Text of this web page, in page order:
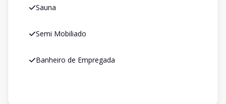
Sauna
Semi Mobiliado
Banheiro de Empregada